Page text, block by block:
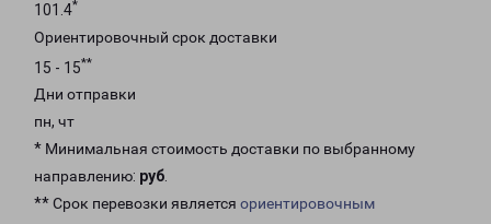
101.4*
Ориентировочный срок доставки
15 - 15**
Дни отправки
пн, чт
* Минимальная стоимость доставки по выбранному
направлению: руб.
** Срок перевозки является ориентировочным